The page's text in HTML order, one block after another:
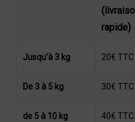
rapide)
Jusqu’à 3 kg 20€ TTC
De 3 à 5 kg 30€ TTC
de 5 à 10 kg 40€ TTC